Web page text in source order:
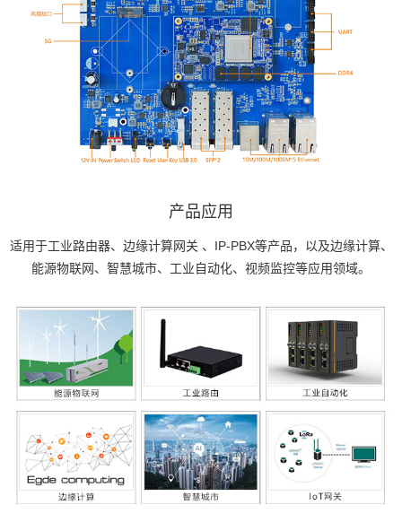
产品应用
适用于工业路由器、 边缘计算网关 、IP-PBX等产品，以及边缘计算、
能源物联网、智慧城市、工业自动化、视频监控等应用领域。